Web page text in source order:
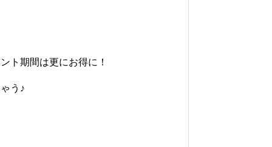
ト期間は更にお得に！
う♪